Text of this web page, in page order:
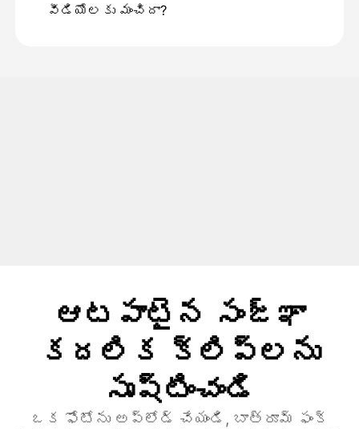
వీడియోలకు మంచిదా?
ఆటపాటైన సంజ్ఞా
కదలిక క్లిప్లను
సృష్టించండి
ఒక ఫోటోను అప్లోడ్ చేయండి, బాత్రూమ్ ఫంక్